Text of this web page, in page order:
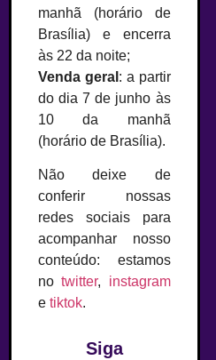
manhã (horário de
Brasília) e encerra
às 22 da noite;
Venda geral : a partir
do dia 7 de junho às
10 da manhã
(horário de Brasília).
Não deixe de
conferir nossas
redes sociais para
acompanhar nosso
conteúdo: estamos
notwitter, instagram
e tiktok.
Siga